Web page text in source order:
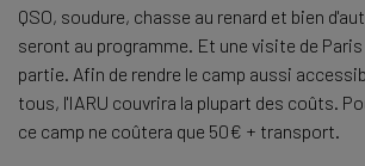
QSO, soudure, chasse au renard et bien
seront au programme. Et une visite de
partie. Afin de rendre le camp aussi
tous, l'IARU couvrira la plupart des coûts.
ce camp ne coûtera que 50€ + transport.